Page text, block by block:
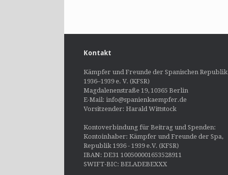
Kontakt
Kämpfer und Freunde der Spanischen Republik
1936–1939 e. V. (KFSR)
Magdalenenstraße 19, 10365 Berlin
E-Mail: info@spanienkaempfer.de
Vorsitzender: Harald Wittstock
Kontoverbindung für Beitrag und Spenden:
Kontoinhaber: Kämpfer und Freunde der Spa,
Republik 1936 - 1939 e.V. (KFSR)
IBAN: DE31 100500001653528911
SWIFT-BIC: BELADEBEXXX